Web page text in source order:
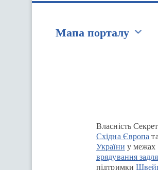
Мапа порталу
Власність
Східна Європа та
України у межах
врядування
підтримки